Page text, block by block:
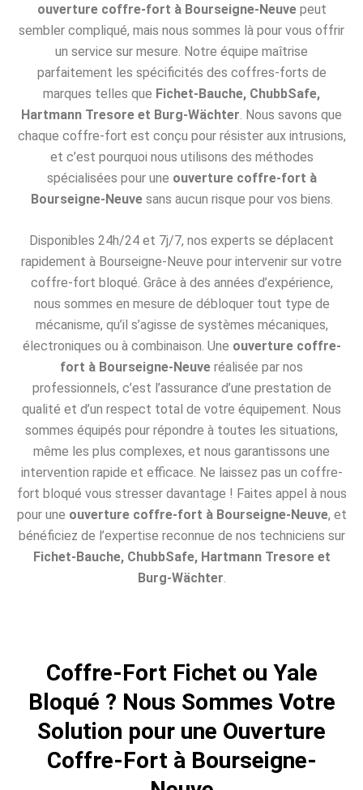
ouverture coffre-fort à Bourseigne-Neuvepeut
sembler compliqué, mais nous sommes là pour vous offrir
un service sur mesure. Notre équipe maîtrise
parfaitement les spécificités des coffres-forts de
marques telles que Fichet-Bauche, ChubbSafe,
Hartmann Tresore et Burg-Wächter . Nous savons que
chaque coffre-fort est conçu pour résister aux intrusions,
et c’est pourquoi nous utilisons des méthodes
spécialisées pour une ouverture coffre-fort à
Bourseigne-Neuvesans aucun risque pour vos biens.
Disponibles 24h/24 et 7j/7, nos experts se déplacent
rapidement à Bourseigne-Neuve pour intervenir sur votre
coffre-fort bloqué. Grâce à des années d’expérience,
nous sommes en mesure de débloquer tout type de
mécanisme, qu’il s’agisse de systèmes mécaniques,
électroniques ou à combinaison. Une ouverture coffre-
fort à Bourseigne-Neuve réalisée par nos
professionnels, c’est l’assurance d’une prestation de
qualité et d’un respect total de votre équipement. Nous
sommes équipés pour répondre à toutes les situations,
même les plus complexes, et nous garantissons une
intervention rapide et efficace. Ne laissez pas un coffre-
fort bloqué vous stresser davantage ! Faites appel à nous
pour une ouverture coffre-fort à Bourseigne-Neuve, et
bénéficiez de l’expertise reconnue de nos techniciens sur
Fichet-Bauche, ChubbSafe, Hartmann Tresore et
Burg-Wächter.
Coffre-Fort Fichet ou Yale
Bloqué ? Nous Sommes Votre
Solution pour une Ouverture
Coffre-Fort à Bourseigne-